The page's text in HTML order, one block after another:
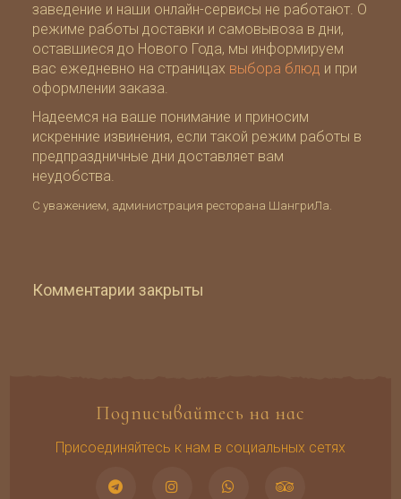
заведение и наши онлайн-сервисы не работают. О
режиме работы доставки и самовывоза в дни,
оставшиеся до Нового Года, мы информируем
вас ежедневно на страницах выбора блюд и при
оформлении заказа.
Надеемся на ваше понимание и приносим
искренние извинения, если такой режим работы в
предпраздничные дни доставляет вам
неудобства.
С уважением, администрация ресторана ШангриЛа.
Комментарии закрыты
Подписывайтесь на нас
Присоединяйтесь к нам в социальных сетях